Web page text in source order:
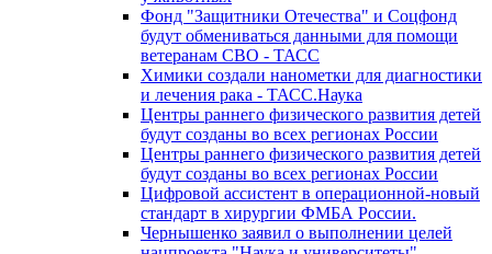
Фонд "Защитники Отечества" и Соцфонд
будут обмениваться данными для помощи
ветеранам СВО - ТАСС
Химики создали нанометки для диагностики
и лечения рака - ТАСС.Наука
Центры раннего физического развития детей
будут созданы во всех регионах России
Центры раннего физического развития детей
будут созданы во всех регионах России
Цифровой ассистент в операционной-новый
стандарт в хирургии ФМБА России.
Чернышенко заявил о выполнении целей